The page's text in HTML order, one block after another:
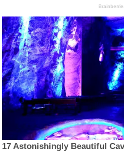
17 Astonishingly Beautiful